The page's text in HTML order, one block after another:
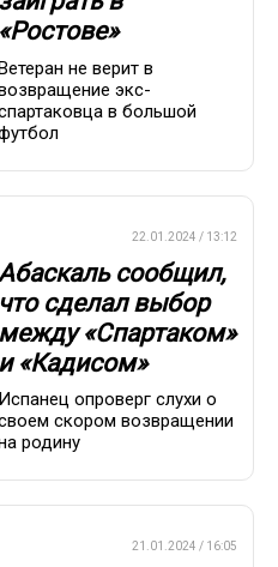
«Ростове»
не верит в
экс-
в большой
22.01.2024 / 13:12
сообщил,
что сделал выбор
между «Спартаком»
и «Кадисом»
Испанец опроверг слухи о
скором возвращении
родину
21.01.2024 / 16:05